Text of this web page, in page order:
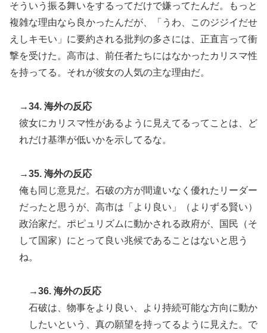
そういう振る舞いをするってだけで嫌ってたんだ。もっと
複雑な理由なら良かったんだが、「うわ、このジジイだせ
えしキモい」に要約される批判の多さには、正直言って衝
撃を受けた。高市は、前任者たちにはなかったカリスマ性
を持ってる。それが彼女の人気の主な理由だ。
→34. 海外の反応
彼女にカリスマ性があるように見えてるってことは、ど
れだけ基準が低いかを示してるな。
→35. 海外の反応
俺も同じ意見だ。石破の方が間違いなく優れたリーダー
だったと思うが、高市は「より良い」（よりずる賢い）
政治家だ。ポピュリズムに動かされる政府が、国民（そ
して国家）にとって良い兆候であることはないと思う
ね。
→36. 海外の反応
石破は、物事をより良い、より持続可能な方向に動か
したいという、真の願望を持ってるように見えた。で